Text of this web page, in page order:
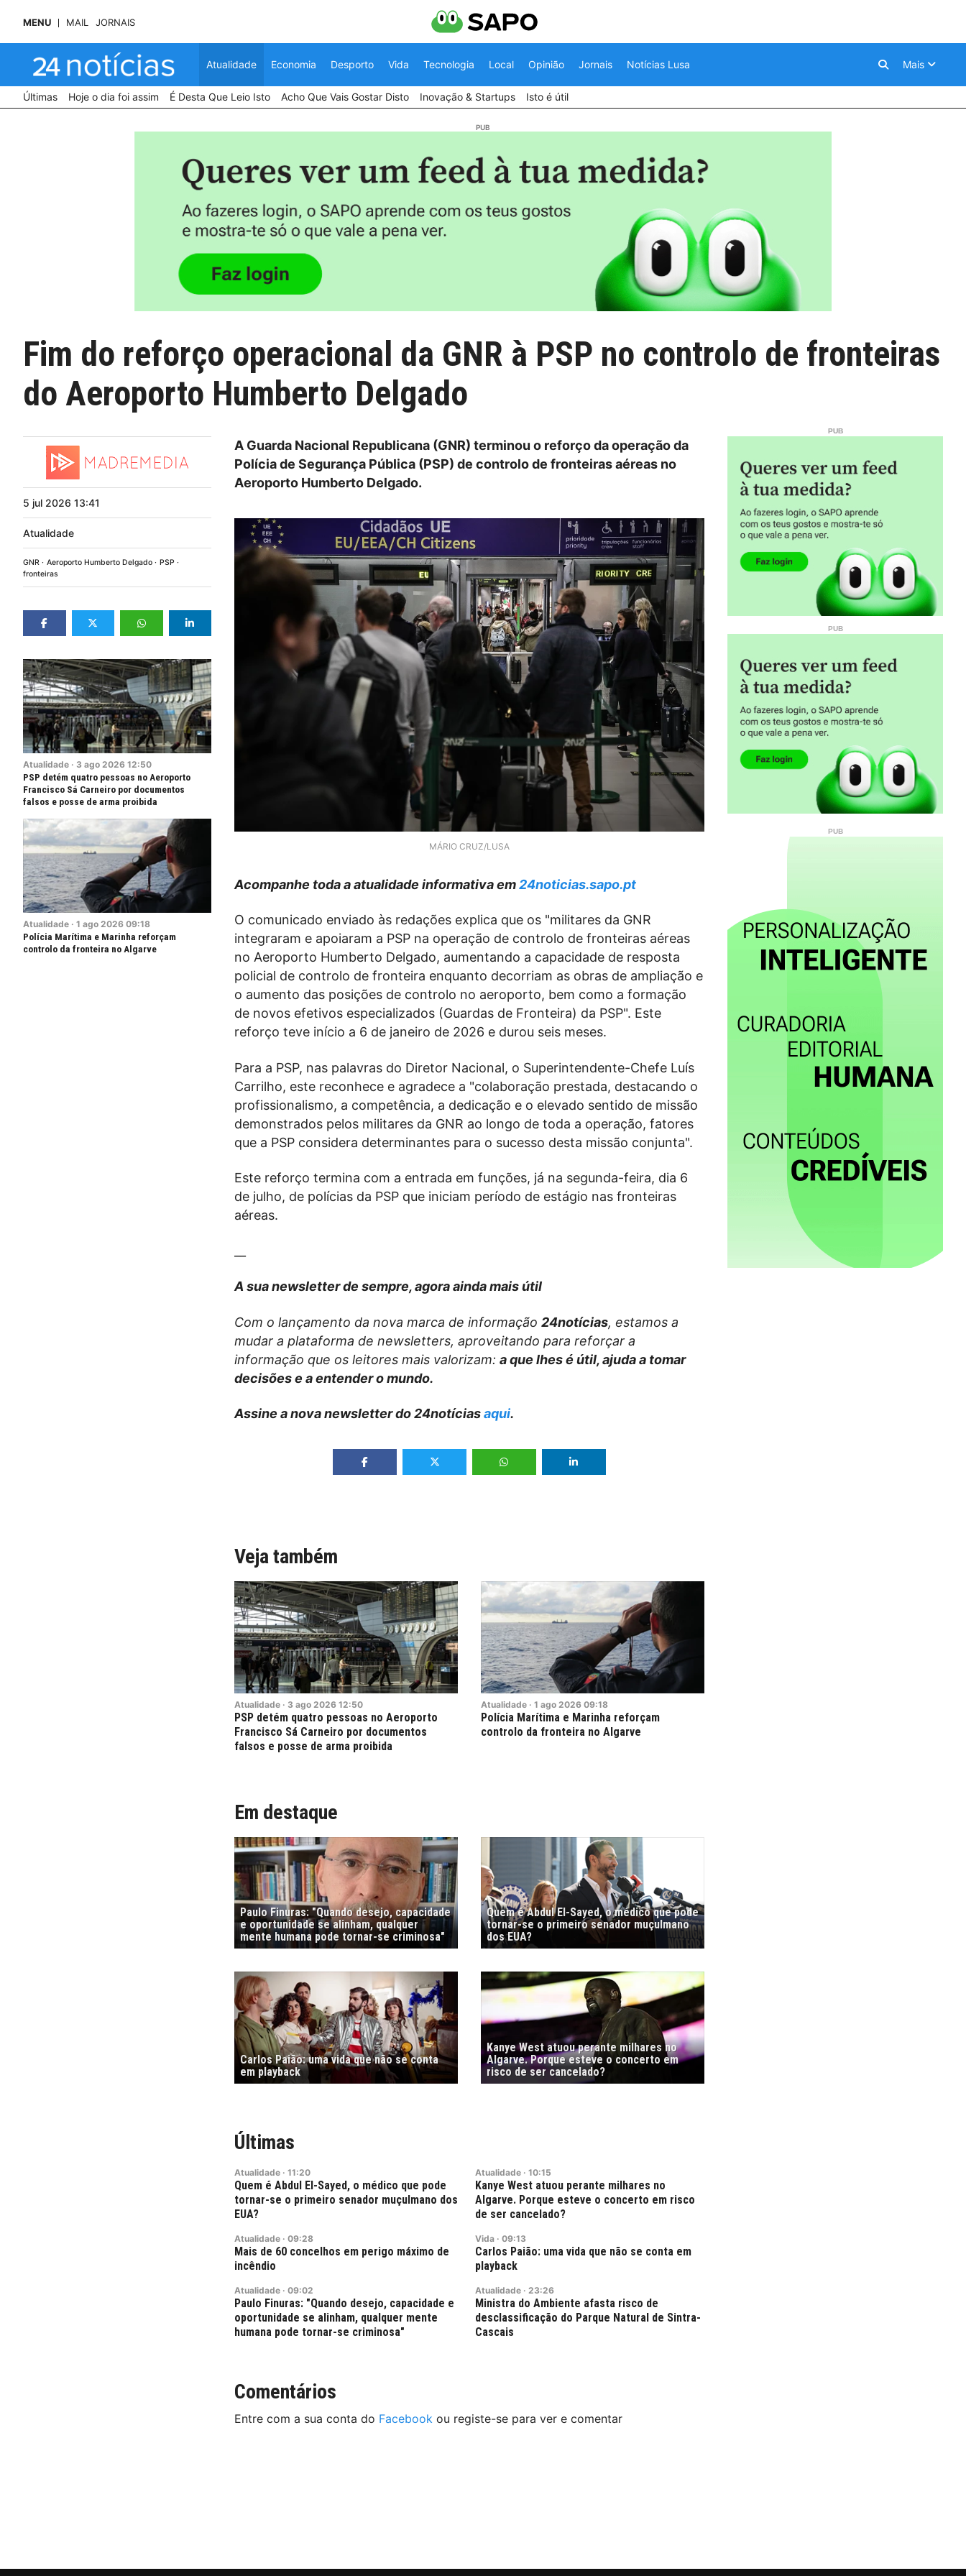
MENU MAIL JORNAIS
Atualidade Economia Desporto Vida Tecnologia Local Opinião Jornais Notícias Lusa Mais
Últimas Hoje o dia foi assim É Desta Que Leio Isto Acho Que Vais Gostar Disto Inovação & Startups Isto é útil
Fim do reforço operacional da GNR à PSP no controlo de fronteiras
do Aeroporto Humberto Delgado
5 jul 2026 13:41
Atualidade
GNR Aeroporto Humberto Delgado
PSP
fronteiras
Atualidade · 3 ago 2026 12:50
PSP detém quatro pessoas no Aeroporto
Francisco Sá Carneiro por documentos
falsos e posse de arma proibida
Atualidade · 1 ago 2026 09:18
Polícia Marítima e Marinha reforçam
controlo da fronteira no Algarve
A Guarda Nacional Republicana (GNR) terminou o reforço da operação da
Polícia de Segurança Pública (PSP) de controlo de fronteiras aéreas no
Aeroporto Humberto Delgado.
MÁRIO CRUZ/LUSA
Acompanhe toda a atualidade informativa em24noticias.sapo.pt
O comunicado enviado às redações explica que os "militares da GNR
integraram e apoiaram a PSP na operação de controlo de fronteiras aéreas
no Aeroporto Humberto Delgado, aumentando a capacidade de resposta
policial de controlo de fronteira enquanto decorriam as obras de ampliação e
o aumento das posições de controlo no aeroporto, bem como a formação
de novos efetivos especializados (Guardas de Fronteira) da PSP". Este
reforço teve início a 6 de janeiro de 2026 e durou seis meses.
Para a PSP, nas palavras do Diretor Nacional, o Superintendente-Chefe Luís
Carrilho, este reconhece e agradece a "colaboração prestada, destacando o
profissionalismo, a competência, a dedicação e o elevado sentido de missão
demonstrados pelos militares da GNR ao longo de toda a operação, fatores
que a PSP considera determinantes para o sucesso desta missão conjunta".
Este reforço termina com a entrada em funções, já na segunda-feira, dia 6
de julho, de polícias da PSP que iniciam período de estágio nas fronteiras
aéreas.
A sua newsletter de sempre, agora ainda mais útil
Com o lançamento da nova marca de informação 24notícias, estamos a
mudar a plataforma de newsletters, aproveitando para reforçar a
informação que os leitores mais valorizam: a que lhes é útil, ajuda a tomar
decisões e a entender o mundo.
Assine a nova newsletter do 24notíciasaqui.
Veja também
Atualidade · 3 ago 2026 12:50
PSP detém quatro pessoas no Aeroporto
Francisco Sá Carneiro por documentos
falsos e posse de arma proibida
Atualidade · 1 ago 2026 09:18
Polícia Marítima e Marinha reforçam
controlo da fronteira no Algarve
Em destaque
Paulo Finuras: "Quando desejo, capacidade
e oportunidade se alinham, qualquer
mente humana pode tornar-se criminosa"
Quem é Abdul El-Sayed, o médico que pode
tornar-se o primeiro senador muçulmano
dos EUA?
Carlos Paião: uma vida que não se conta
em playback
Kanye West atuou perante milhares no
Algarve. Porque esteve o concerto em
risco de ser cancelado?
Últimas
Atualidade · 11:20
Quem é Abdul El-Sayed, o médico que pode
tornar-se o primeiro senador muçulmano dos
EUA?
Atualidade · 10:15
Kanye West atuou perante milhares no
Algarve. Porque esteve o concerto em risco
de ser cancelado?
Atualidade · 09:28
Mais de 60 concelhos em perigo máximo de
incêndio
Vida · 09:13
Carlos Paião: uma vida que não se conta em
playback
Atualidade · 09:02
Paulo Finuras: "Quando desejo, capacidade e
oportunidade se alinham, qualquer mente
humana pode tornar-se criminosa"
Atualidade · 23:26
Ministra do Ambiente afasta risco de
desclassificação do Parque Natural de Sintra-
Cascais
Comentários
Entre com a sua conta do Facebook ou registe-se para ver e comentar